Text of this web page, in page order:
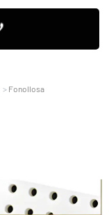
Fonollosa